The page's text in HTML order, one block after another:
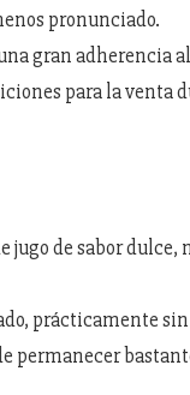
pronunciado.
gran adherencia
para la venta
jugo de sabor dulce,
prácticamente
permanecer